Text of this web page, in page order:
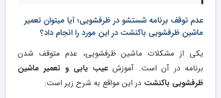
عدم توقف برنامه شستشو در ظرفشویی؛ آیا میتوان تعمیر
ماشین ظرفشویی باکنشت در این مورد را انجام داد؟
یکی از مشکلات ماشین ظرفشویی، عدم متوقف شدن
برنامه در آن است. آموزشعیب یابی و تعمیر ماشین
ظرفشویی باکنشت در این مواقع به شرح زیر است: